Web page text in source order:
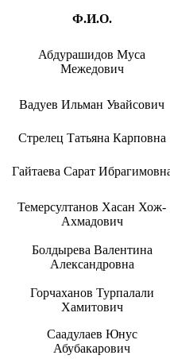
Ф.И.О.
Абдурашидов Муса
Межедович
Вадуев Ильман Увайсович
Стрелец Татьяна Карповна
Гайтаева Сарат
Темерсултанов Хасан Хож-
Ахмадович
Болдырева Валентина
Александровна
Горчаханов Турпалали
Хамитович
Саадулаев Юнус
Абубакарович